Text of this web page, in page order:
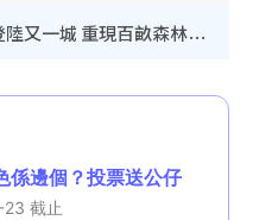
小熊維尼100週年快閃店登陸又一城 重現百畝森林經典場景／獨家限定盲盒登場／專屬DIY香水